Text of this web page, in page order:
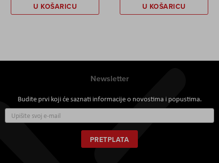
U KOŠARICU U KOŠARICU
Newsletter
Budite prvi koji će saznati informacije o novostima i popustima.
se
za
naš
newsletter:
PRETPLATA